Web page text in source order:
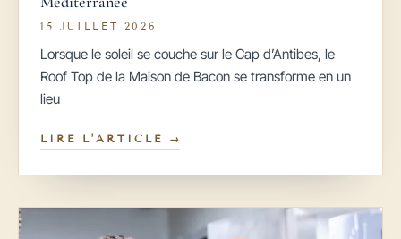
15 JUILLET 2026
Lorsque le soleil se couche sur le Cap d’Antibes, le
Roof Top de la Maison de Bacon se transforme en un
lieu
LIRE L’ARTICLE